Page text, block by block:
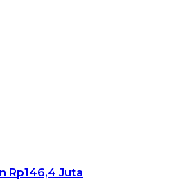
Rp146,4 Juta